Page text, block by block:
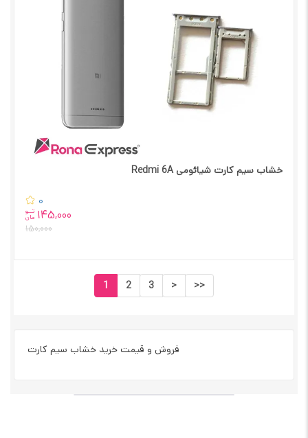
خشاب سیم کارت شیائومی Redmi 6A
0
تــو
مان 145,000
150,000
1 2 3 > >>
فروش و قیمت خرید خشاب سیم کارت